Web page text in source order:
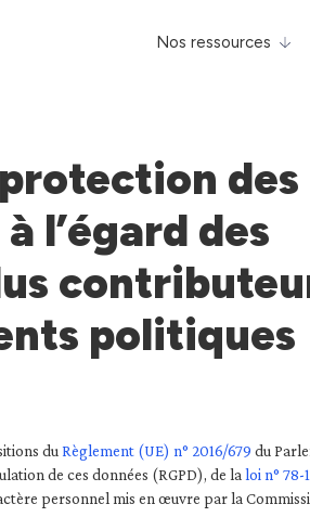
Nos ressources
des
l’égard des
politiques
du Règlement (UE) n° 2016/679 du
de ces données (RGPD), de la loi n° 78-
personnel mis en œuvre par la